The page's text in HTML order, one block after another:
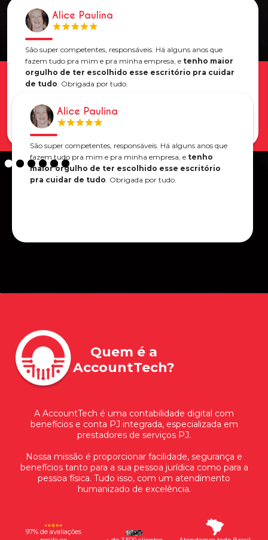
Alice Paulina
São super competentes, responsáveis. Há alguns anos que
fazem tudo pra mim e pra minha empresa, e tenho maior
orgulho de ter escolhido esse escritório pra cuidar
de tudo. Obrigada por tudo.
Alice Paulina
São super competentes, responsáveis. Há alguns anos que
fazem tudo pra mim e pra minha empresa, e tenho
maior orgulho de ter escolhido esse escritório
pra cuidar de tudo. Obrigada por tudo.
Quem é a
AccountTech?
A AccountTech é uma contabilidade digital com
benefícios e conta PJ integrada, especializada em
prestadores de serviços PJ.
Nossa missão é proporcionar facilidade, segurança e
benefícios tanto para a sua pessoa jurídica como para a
pessoa física. Tudo isso, com um atendimento
humanizado de excelência.
97% de avaliações